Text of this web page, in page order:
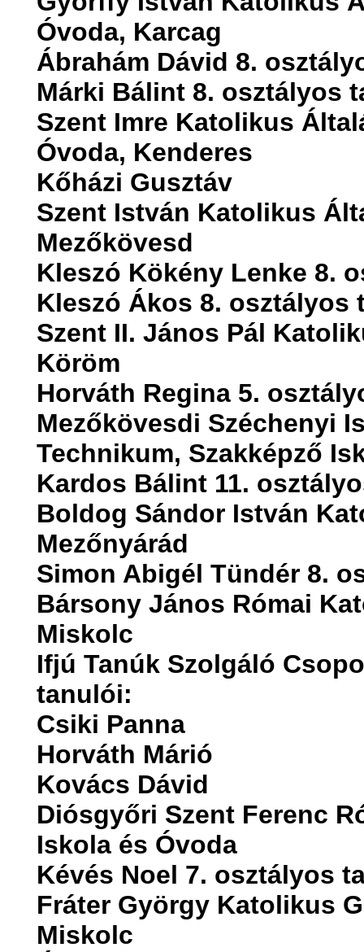
Óvoda, Karcag
Ábrahám Dávid 8.
Márki Bálint 8. osztályos
Szent Imre Katolikus
Óvoda, Kenderes
Kőházi Gusztáv
Szent István Katolikus
Mezőkövesd
Kleszó Kökény Lenke 8.
Kleszó Ákos 8. osztályos
Szent II. János Pál
Köröm
Horváth Regina 5.
Mezőkövesdi Széchenyi
Technikum, Szakképző
Kardos Bálint 11.
Boldog Sándor István
Mezőnyárád
Simon Abigél Tündér 8.
Bársony János Római
Miskolc
Ifjú Tanúk Szolgáló
tanulói:
Csiki Panna
Horváth Márió
Kovács Dávid
Diósgyőri Szent Ferenc
Iskola és Óvoda
Kévés Noel 7. osztályos
Fráter György Katolikus
Miskolc